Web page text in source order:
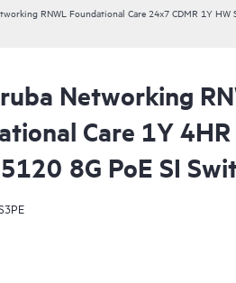
RNWL Foundational Care 24x7 CDMR 1Y HW
Networking
Care 1Y
8G PoE SI